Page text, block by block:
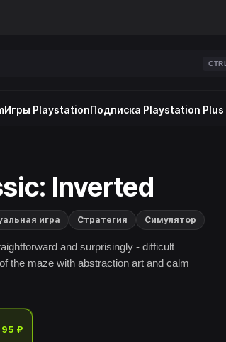
CTRL
Игры PlaystationПодписка Playstation Plus
Inverted
игра Стратегия Симулятор
and surprisingly - difficult
the maze with abstraction art and calm
95 ₽